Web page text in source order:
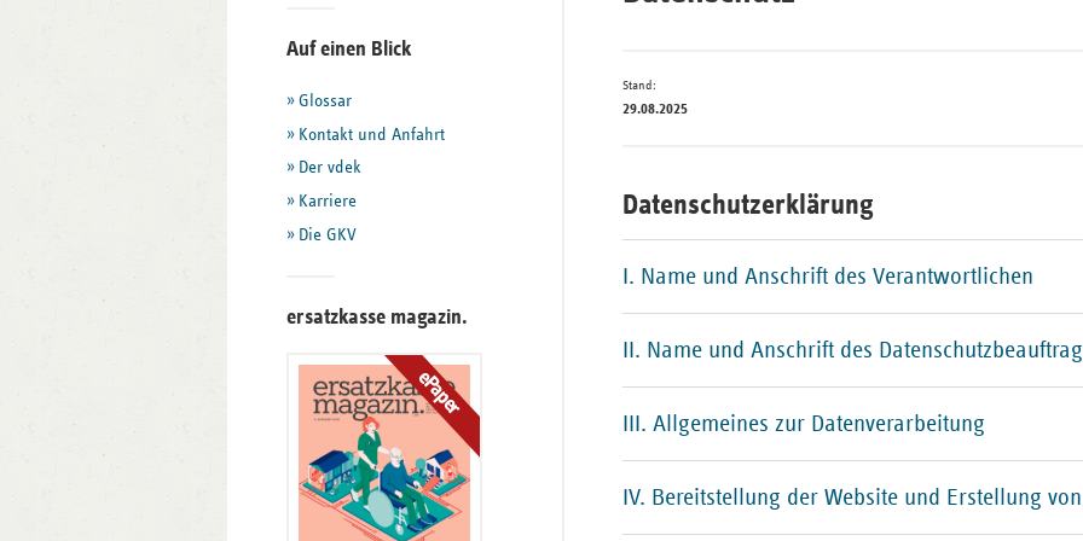
Hessen
Stand:
29.08.2025
Datenschutzerklärung
I. Name und Anschrift des Verantwortlichen
II. Name und Anschrift des
III. Allgemeines zur Datenverarbeitung
IV. Bereitstellung der Website und Erstellung
Seitenleiste
weiteren
Informationen
Auf einen Blick
Glossar
Kontakt und Anfahrt
Der vdek
Karriere
Die GKV
ersatzkasse magazin.
ePaper